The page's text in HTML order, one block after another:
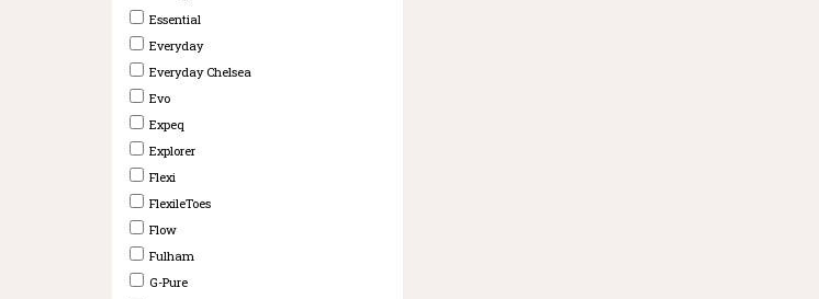
Essential
Everyday
Everyday Chelsea
Evo
Expeq
Explorer
Flexi
FlexileToes
Flow
Fulham
G-Pure